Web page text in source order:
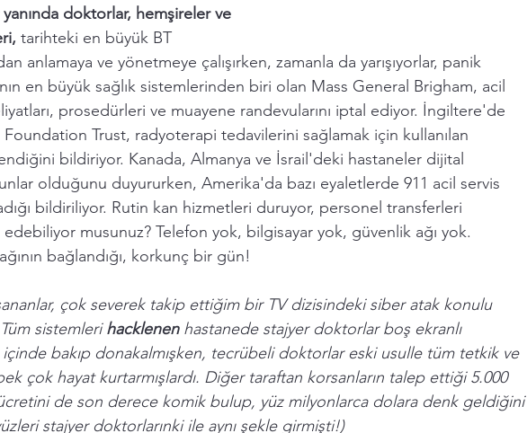
doktorlar, hemşireler ve
tarihteki en büyük BT
anlamaya ve yönetmeye çalışırken, zamanla da yarışıyorlar, panik
en büyük sağlık sistemlerinden biri olan Mass General Brigham, acil
prosedürleri ve muayene randevularını iptal ediyor. İngiltere'de
Foundation Trust, radyoterapi tedavilerini sağlamak için kullanılan
bildiriyor. Kanada, Almanya ve İsrail'deki hastaneler dijital
olduğunu duyururken, Amerika'da bazı eyaletlerde 911 acil servis
bildiriliyor. Rutin kan hizmetleri duruyor, personel transferleri
edebiliyor musunuz? Telefon yok, bilgisayar yok, güvenlik ağı yok.
bağlandığı, korkunç bir gün!
çok severek takip ettiğim bir TV dizisindeki siber atak konulu
sistemleri hacklenen hastanede stajyer doktorlar boş ekranlı
bakıp donakalmışken, tecrübeli doktorlar eski usulle tüm tetkik ve
çok hayat kurtarmışlardı. Diğer taraftan korsanların talep ettiği 5.000
de son derece komik bulup, yüz milyonlarca dolara denk geldiğini
stajyer doktorlarınki ile aynı şekle girmişti!)